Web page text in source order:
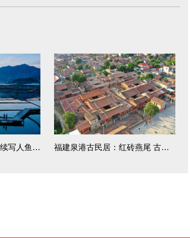
福建浦源：八百年古村续写人鱼佳话 福建泉港古民居：红砖燕尾 古韵悠长